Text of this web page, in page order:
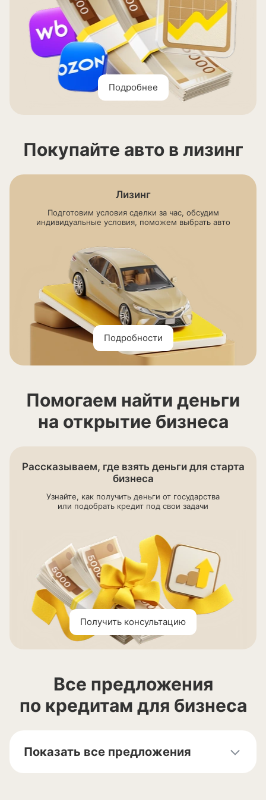
Подробнее
Покупайте авто в лизинг
Лизинг
Подготовим условия сделки за час, обсудим
индивидуальные условия, поможем выбрать авто
Подробности
Помогаем найти деньги
на открытие бизнеса
Рассказываем, где взять деньги для старта
бизнеса
Узнайте, как получить деньги от государства
или подобрать кредит под свои задачи
Получить консультацию
Все предложения
по кредитам для бизнеса
Показать все предложения